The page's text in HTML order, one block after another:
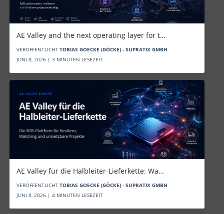
AE Valley and the next operating layer for t…
VERÖFFENTLICHT TOBIAS GOECKE (GÖCKE) - SUPRATIX GMBH
JUNI 8, 2026 | 3 MINUTEN LESEZEIT
AE Valley für die Halbleiter-Lieferkette: Wa…
VERÖFFENTLICHT TOBIAS GOECKE (GÖCKE) - SUPRATIX GMBH
JUNI 8, 2026 | 4 MINUTEN LESEZEIT